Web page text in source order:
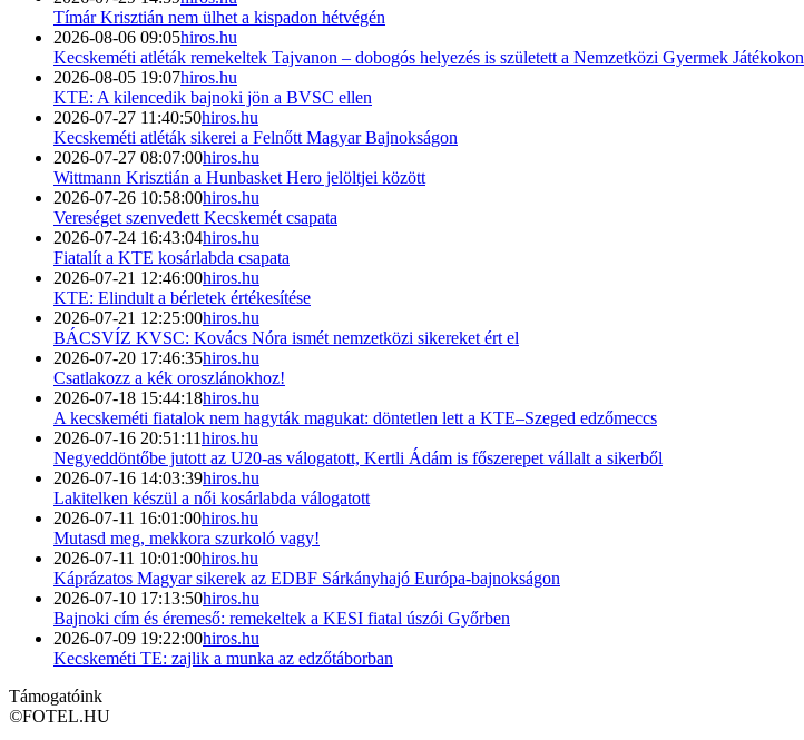
Tímár Krisztián nem ülhet a kispadon hétvégén
2026-08-06 09:05hiros.hu
Kecskeméti atléták remekeltek Tajvanon – dobogós helyezés is született a Nemzetközi Gyermek Játékokon
2026-08-05 19:07hiros.hu
KTE: A kilencedik bajnoki jön a BVSC ellen
2026-07-27 11:40:50hiros.hu
Kecskeméti atléták sikerei a Felnőtt Magyar Bajnokságon
2026-07-27 08:07:00hiros.hu
Wittmann Krisztián a Hunbasket Hero jelöltjei között
2026-07-26 10:58:00hiros.hu
Vereséget szenvedett Kecskemét csapata
2026-07-24 16:43:04hiros.hu
Fiatalít a KTE kosárlabda csapata
2026-07-21 12:46:00hiros.hu
KTE: Elindult a bérletek értékesítése
2026-07-21 12:25:00hiros.hu
BÁCSVÍZ KVSC: Kovács Nóra ismét nemzetközi sikereket ért el
2026-07-20 17:46:35hiros.hu
Csatlakozz a kék oroszlánokhoz!
2026-07-18 15:44:18hiros.hu
A kecskeméti fiatalok nem hagyták magukat: döntetlen lett a KTE–Szeged edzőmeccs
2026-07-16 20:51:11hiros.hu
Negyeddöntőbe jutott az U20-as válogatott, Kertli Ádám is főszerepet vállalt a sikerből
2026-07-16 14:03:39hiros.hu
Lakitelken készül a női kosárlabda válogatott
2026-07-11 16:01:00hiros.hu
Mutasd meg, mekkora szurkoló vagy!
2026-07-11 10:01:00hiros.hu
Káprázatos Magyar sikerek az EDBF Sárkányhajó Európa-bajnokságon
2026-07-10 17:13:50hiros.hu
Bajnoki cím és éremeső: remekeltek a KESI fiatal úszói Győrben
2026-07-09 19:22:00hiros.hu
Kecskeméti TE: zajlik a munka az edzőtáborban
Támogatóink
©FOTEL.HU